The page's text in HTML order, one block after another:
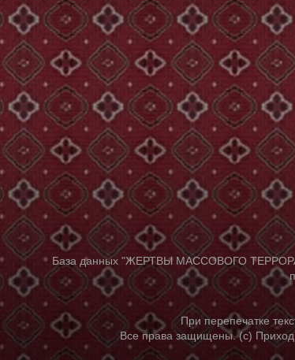
База данных "ЖЕРТВЫ МАССОВОГО ТЕРРОРА,
При перепечатке
Все права защищены. (с) Приход